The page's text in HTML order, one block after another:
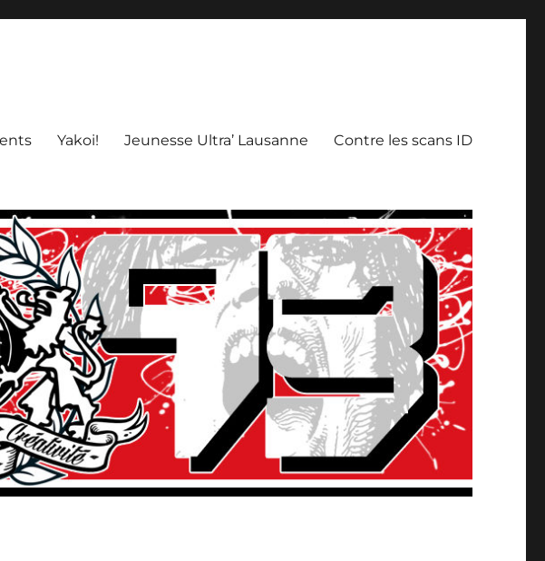
Yakoi! Jeunesse Ultra’ Lausanne Contre les scans ID